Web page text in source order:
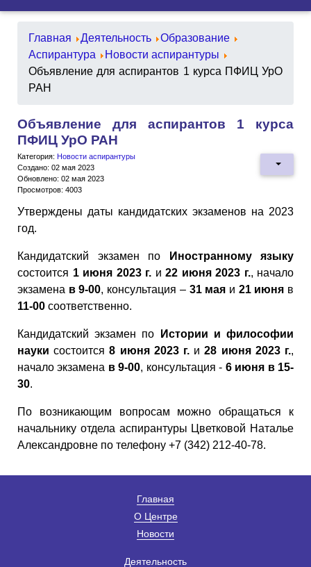
Главная Деятельность
Образование
Аспирантура
Новости аспирантуры
Объявление для аспирантов 1 курса ПФИЦ УрО
РАН
Объявление для аспирантов 1 курса
ПФИЦ УрО РАН
Категория: Новости аспирантуры
Создано: 02 мая 2023
Обновлено: 02 мая 2023
Просмотров: 4003
Утверждены даты кандидатских экзаменов на 2023
год.
Кандидатский экзамен по
Иностранному языку
состоится 1 июня 2023 г. и 22 июня 2023 г., начало
экзамена в 9-00, консультация – 31 мая и 21 июня в
11-00 соответственно.
Кандидатский экзамен по
Истории и философии
науки состоится 8 июня 2023 г. и28 июня 2023 г.,
начало экзамена в 9-00, консультация - 6 июня в 15-
30.
По возникающим вопросам можно обращаться к
начальнику отдела аспирантуры Цветковой Наталье
Александровне по телефону +7 (342) 212-40-78.
Главная
О Центре
Новости
Деятельность